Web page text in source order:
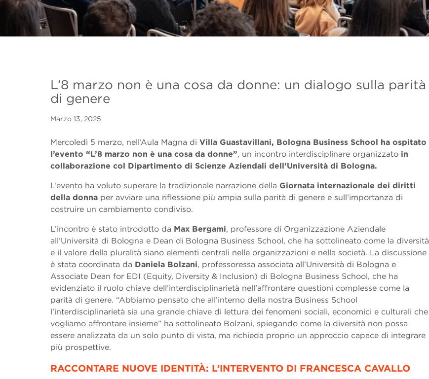
L’8 marzo non è una cosa da donne: un dialogo sulla parità
di genere
Marzo 13, 2025
Mercoledì 5 marzo, nell’Aula Magna di Villa Guastavillani, Bologna Business School ha ospitato
l’evento “L’8 marzo non è una cosa da donne”, un incontro interdisciplinare organizzato in
collaborazione col Dipartimento di Scienze Aziendali dell’Università di Bologna.
L’evento ha voluto superare la tradizionale narrazione della Giornata internazionale dei diritti
della donna per avviare una riflessione più ampia sulla parità di genere e sull’importanza di
costruire un cambiamento condiviso.
L’incontro è stato introdotto da Max Bergami, professore di Organizzazione Aziendale
all’Università di Bologna e Dean di Bologna Business School, che ha sottolineato come la diversità
e il valore della pluralità siano elementi centrali nelle organizzazioni e nella società. La discussione
è stata coordinata da Daniela Bolzani, professoressa associata all’Università di Bologna e
Associate Dean for EDI (Equity, Diversity & Inclusion) di Bologna Business School, che ha
evidenziato il ruolo chiave dell’interdisciplinarietà nell’affrontare questioni complesse come la
parità di genere. “Abbiamo pensato che all’interno della nostra Business School
l’interdisciplinarietà sia una grande chiave di lettura dei fenomeni sociali, economici e culturali che
vogliamo affrontare insieme” ha sottolineato Bolzani, spiegando come la diversità non possa
essere analizzata da un solo punto di vista, ma richieda proprio un approccio capace di integrare
più prospettive.
RACCONTARE NUOVE IDENTITÀ: L’INTERVENTO DI FRANCESCA CAVALLO